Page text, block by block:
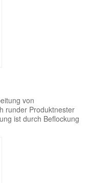
von
runder Produktnester
ist durch Beflockung